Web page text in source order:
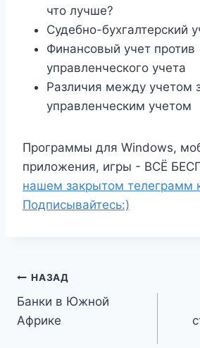
что лучше?
Судебно-бухгалтерский
Финансовый учет против
управленческого учета
Различия между учетом
управленческим учетом
Программы для Windows,
приложения, игры - ВСЁ
нашем закрытом телеграмм
Подписывайтесь:)
Навигация
по
НАЗАД
Банки в Южной
Африке